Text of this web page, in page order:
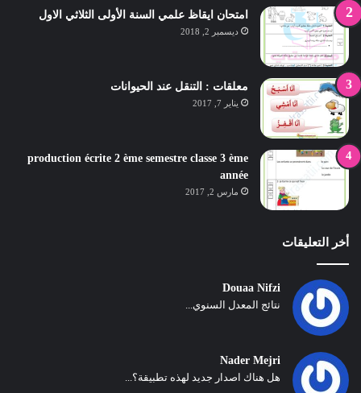
امتحان ايقاظ علمي السنة الأولى الثلاثي الاول
ديسمبر 2, 2018
معلقات : التنقل عند الحيوانات
يناير 7, 2017
production écrite 2 ème semestre classe 3 ème
année
مارس 2, 2017
أخر التعليقات
Douaa Nifzi
نتائج المعدل السنوي...
Nader Mejri
هل هناك اصدار جديد لهذه تطبيقة؟...